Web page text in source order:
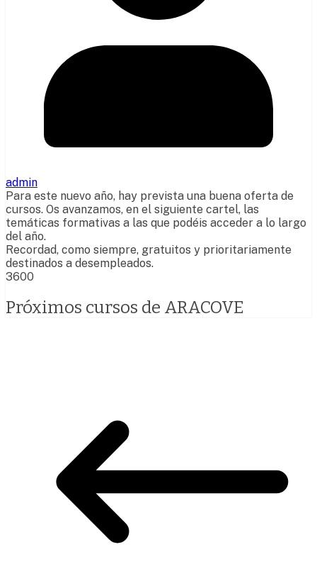
admin
Para este nuevo año, hay prevista una buena oferta de
cursos. Os avanzamos, en el siguiente cartel, las
temáticas formativas a las que podéis acceder a lo largo
del año.
Recordad, como siempre, gratuitos y prioritariamente
destinados a desempleados.
3600
Próximos cursos de ARACOVE